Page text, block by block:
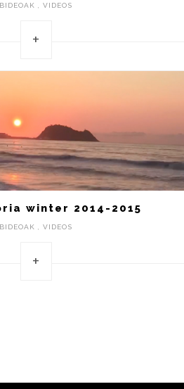
BIDEOAK , VIDEOS
+
winter 2014-2015
BIDEOAK , VIDEOS
+